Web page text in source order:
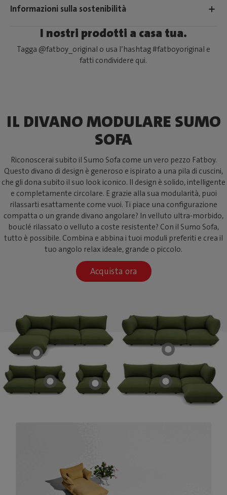
Informazioni sulla sostenibilità
I nostri prodotti a casa tua.
Tagga @fatboy_original o usa l’hashtag #fatboyoriginal e
fatti condividere qui.
IL DIVANO MODULARE SUMO
SOFA
Riconoscerai subito il Sumo Sofa come un vero pezzo Fatboy.
Questo divano di design è generoso e ispirato a una pila di cuscini,
che gli dona subito il suo look iconico. Il design è solido, intelligente
e completamente circolare. E grazie alla sua modularità, puoi
rilassarti esattamente come vuoi. Ti piace una configurazione
compatta o un grande divano angolare? In velluto ultra-morbido,
bouclé rilassato o velluto a coste resistente? Con il Sumo Sofa,
tutto è possibile. Combina e abbina i tuoi moduli preferiti e crea il
tuo angolo relax ideale, grande o piccolo.
Acquista ora